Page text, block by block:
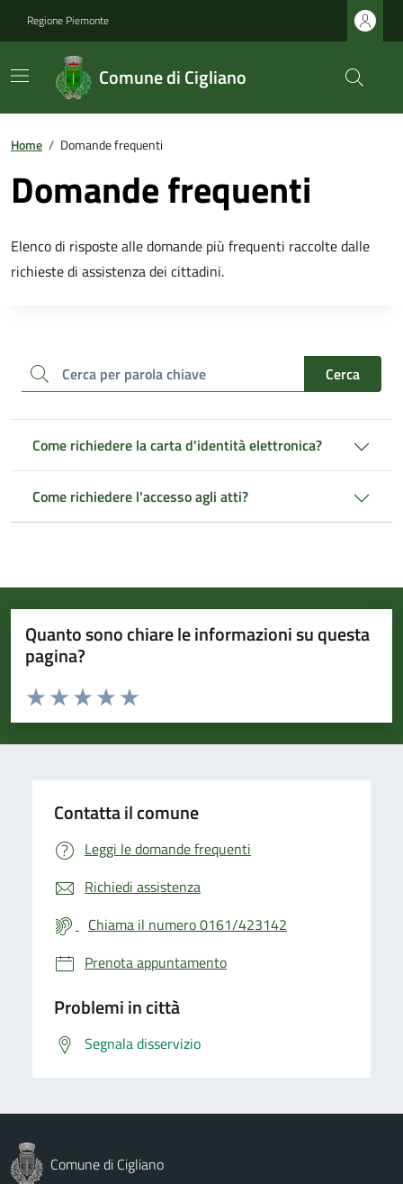
Regione Piemonte
Comune di Cigliano
Home / Domande frequenti
Domande frequenti
Elenco di risposte alle domande più frequenti raccolte dalle
richieste di assistenza dei cittadini.
cerca Cerca
Come richiedere la carta d'identità elettronica?
Come richiedere l'accesso agli atti?
Quanto sono chiare le informazioni su questa
pagina?
Valuta da 1 a 5 stelle la pagina
Valuta 5 stelle su 5
Valuta 4 stelle su 5
Valuta 3 stelle su 5
Valuta 2 stelle su 5
Valuta 1 stelle su 5
Contatta il comune
Leggi le domande frequenti
Richiedi assistenza
Chiama il numero 0161/423142
Prenota appuntamento
Problemi in città
Segnala disservizio
Comune di Cigliano